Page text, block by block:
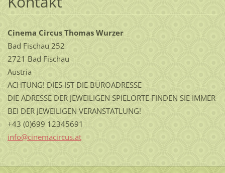
Cinema Circus Thomas Wurzer
Bad Fischau 252
2721 Bad Fischau
Austria
ACHTUNG! DIES IST DIE BÜROADRESSE
DIE ADRESSE DER JEWEILIGEN SPIELORTE FINDEN SIE IMMER
BEI DER JEWEILIGEN VERANSTATLUNG!
+43 (0)699 12345691
info@cinemacircus.at